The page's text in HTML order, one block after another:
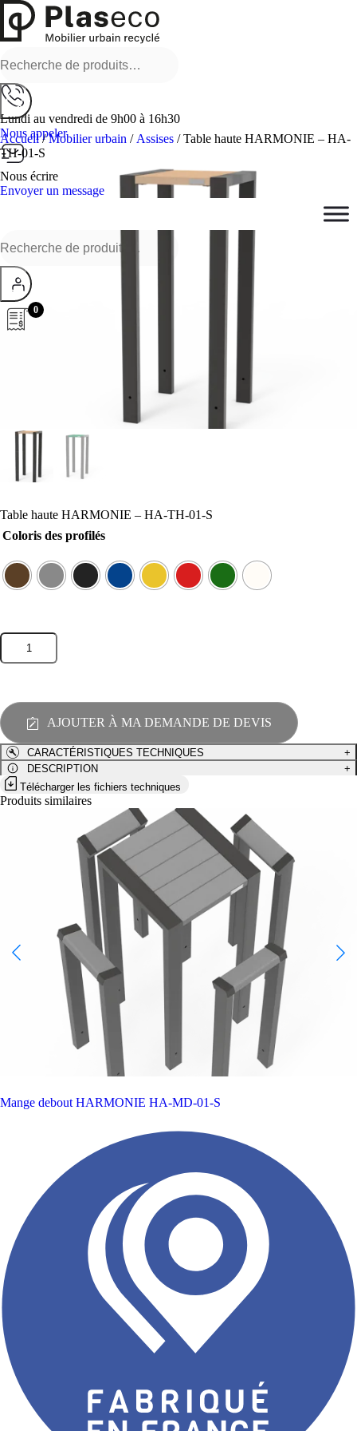
pour :
Lundi au vendredi de 9h00 à 16h30
Nous appeler
Nous écrire
Envoyer un message
pour :
0
Accueil/Mobilier urbain / Assises / Table haute HARMONIE – HA-
TH-01-S
Table haute HARMONIE – HA-TH-01-S
Coloris des profilés
quantité
Table
-
HA-
TH-
01-
AJOUTER À MA DEMANDE DE DEVIS
CARACTÉRISTIQUES TECHNIQUES
+
DESCRIPTION
+
Télécharger les fichiers techniques
Produits similaires
Mange debout HARMONIE HA-MD-01-S